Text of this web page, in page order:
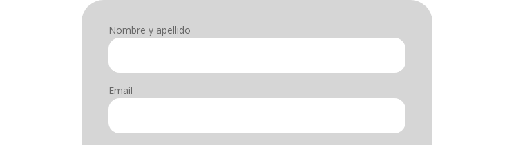
Nombre y apellido
Email